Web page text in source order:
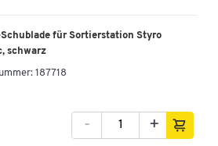
für Sortierstation Styro
schwarz
187718
- +